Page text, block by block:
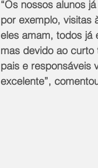
“Os nossos alunos
por exemplo, visitas
eles amam, todos já
mas devido ao
pais e responsáveis
excelente”,